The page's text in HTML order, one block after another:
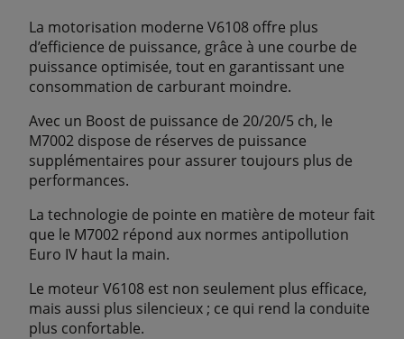
La motorisation moderne V6108 offre plus
d’efficience de puissance, grâce à une courbe de
puissance optimisée, tout en garantissant une
consommation de carburant moindre.
Avec un Boost de puissance de 20/20/5 ch, le
M7002 dispose de réserves de puissance
supplémentaires pour assurer toujours plus de
performances.
La technologie de pointe en matière de moteur fait
que le M7002 répond aux normes antipollution
Euro IV haut la main.
Le moteur V6108 est non seulement plus efficace,
mais aussi plus silencieux ; ce qui rend la conduite
plus confortable.